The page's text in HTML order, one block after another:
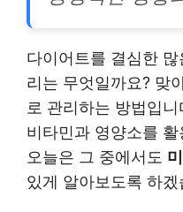
다이어트를 결심한
리는 무엇일까요? 맞
로 관리하는 방법입
비타민과 영양소를
오늘은 그 중에서도
있게 알아보도록 하겠